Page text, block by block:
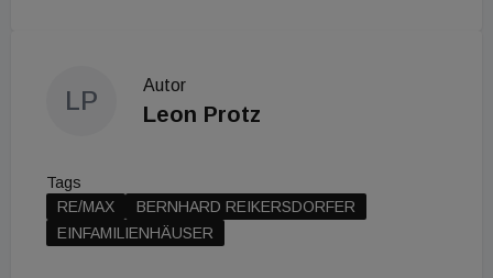
LP
Autor
Leon Protz
Tags
RE/MAX
BERNHARD REIKERSDORFER
EINFAMILIENHÄUSER